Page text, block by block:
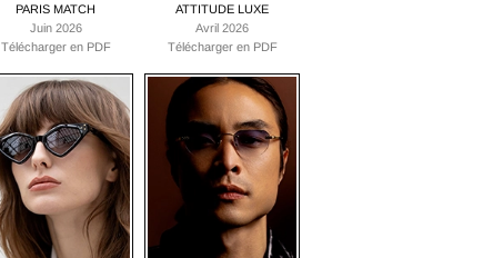
PARIS MATCH
Juin 2026
Télécharger en PDF
ATTITUDE LUXE
Avril 2026
Télécharger en PDF